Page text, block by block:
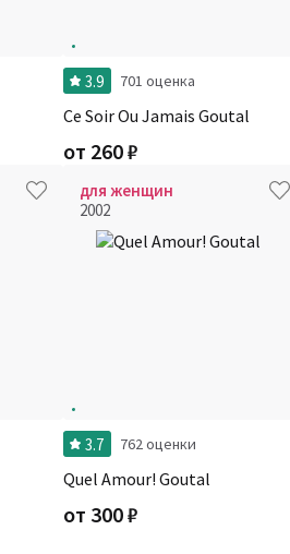
3.9 701 оценка
Ce Soir Ou Jamais Goutal
от 260₽
для женщин
2002
3.7 762 оценки
Quel Amour! Goutal
от 300₽